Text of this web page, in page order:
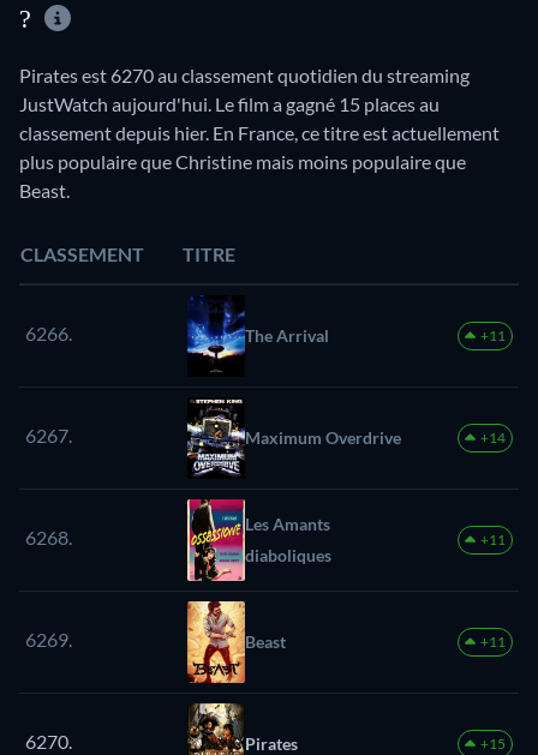
?
Pirates est 6270 au classement quotidien du streaming
JustWatch aujourd'hui. Le film a gagné 15 places au
classement depuis hier. En France, ce titre est actuellement
plus populaire que Christine mais moins populaire que
Beast.
CLASSEMENT TITRE
6266. The Arrival +11
6267. Maximum Overdrive +14
6268.
Les Amants
diaboliques
+11
6269. Beast +11
6270. Pirates +15